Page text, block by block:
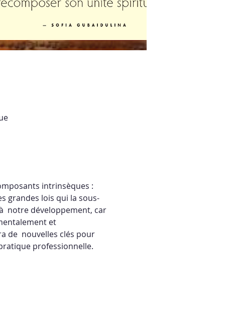
intrinsèques :
grandes lois qui la sous-
notre développement, car
et
de  nouvelles clés pour
professionnelle.